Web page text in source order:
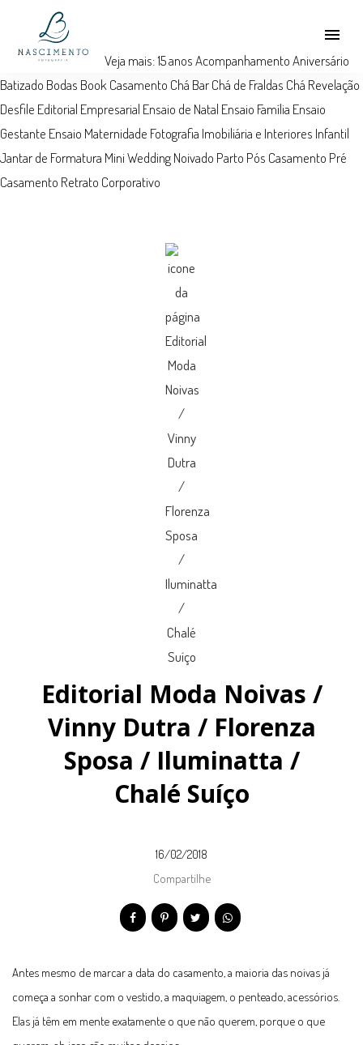
menu
Veja mais:15 anos AcompanhamentoAniversário
Batizado Bodas Book Casamento Chá BarChá de Fraldas Chá Revelação
Desfile Editorial Empresarial Ensaio de Natal Ensaio Família Ensaio
Gestante Ensaio Maternidade Fotografia Imobiliária e Interiores Infantil
Jantar de Formatura Mini WeddingNoivado Parto Pós Casamento Pré
Casamento Retrato Corporativo
Editorial Moda Noivas /
Vinny Dutra / Florenza
Sposa / Iluminatta /
Chalé Suíço
16/02/2018
Compartilhe
Antes mesmo de marcar a data do casamento, a maioria das noivas já
começa a sonhar com o vestido, a maquiagem, o penteado, acessórios.
Elas já têm em mente exatamente o que não querem, porque o que